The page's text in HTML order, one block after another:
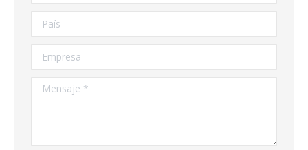
País
Empresa
Mensaje *